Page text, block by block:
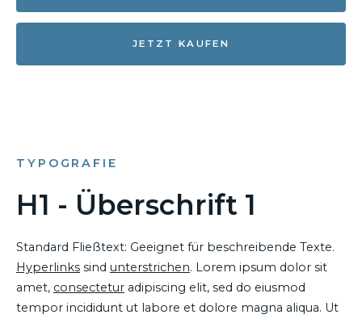
JETZT KAUFEN
TYPOGRAFIE
H1 - Überschrift 1
Standard Fließtext: Geeignet für beschreibende Texte.
Hyperlinks sind unterstrichen. Lorem ipsum dolor sit
amet, consectetur adipiscing elit, sed do eiusmod
tempor incididunt ut labore et dolore magna aliqua. Ut